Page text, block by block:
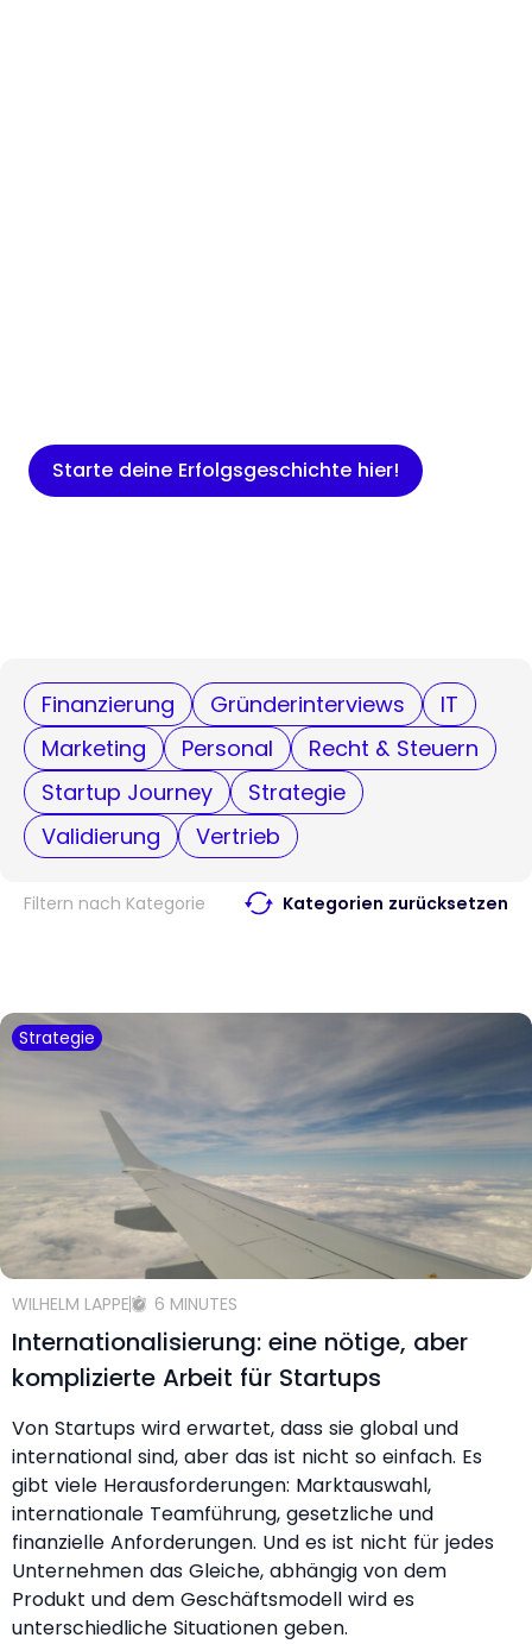
Starte deine Erfolgsgeschichte hier!
Finanzierung Gründerinterviews
IT
Marketing
Personal
Recht & Steuern
Startup Journey
Strategie
Validierung
Vertrieb
Filtern nach Kategorie Kategorien zurücksetzen
Strategie
WILHELM LAPPE 6 MINUTES
Internationalisierung: eine nötige, aber
komplizierte Arbeit für Startups
Von Startups wird erwartet, dass sie global und
international sind, aber das ist nicht so einfach. Es
gibt viele Herausforderungen: Marktauswahl,
internationale Teamführung, gesetzliche und
finanzielle Anforderungen. Und es ist nicht für jedes
Unternehmen das Gleiche, abhängig von dem
Produkt und dem Geschäftsmodell wird es
unterschiedliche Situationen geben.